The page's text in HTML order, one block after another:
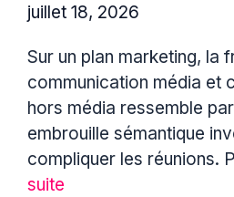
juillet 18, 2026
Sur un plan marketing, la
communication média et
hors média ressemble
embrouille sémantique
compliquer les réunions.
suite